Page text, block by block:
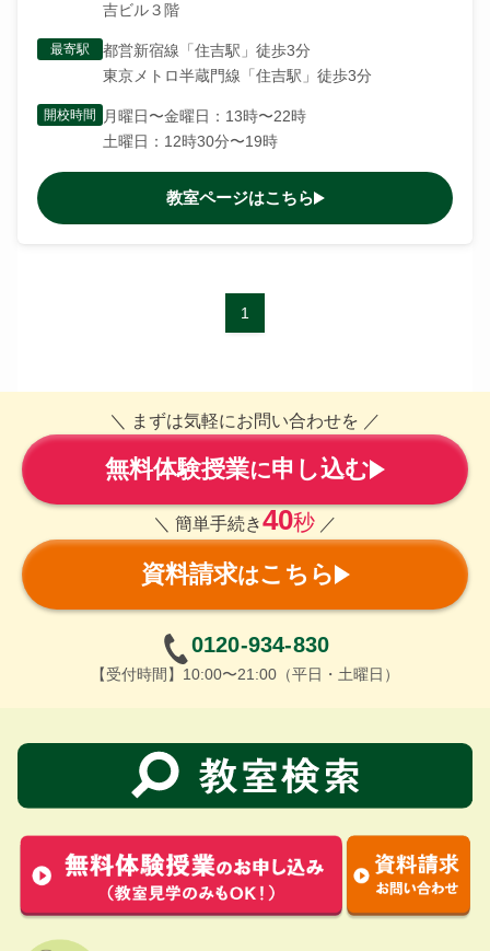
吉ビル３階
最寄駅
都営新宿線「住吉駅」徒歩3分
東京メトロ半蔵門線「住吉駅」徒歩3分
開校時間
月曜日〜金曜日：13時〜22時
土曜日：12時30分〜19時
教室ページはこちら
1
＼ まずは気軽にお問い合わせを ／
無料体験授業に申し込む
＼ 簡単手続き40秒 ／
資料請求はこちら
0120-934-830
【受付時間】10:00〜21:00（平日・土曜日）